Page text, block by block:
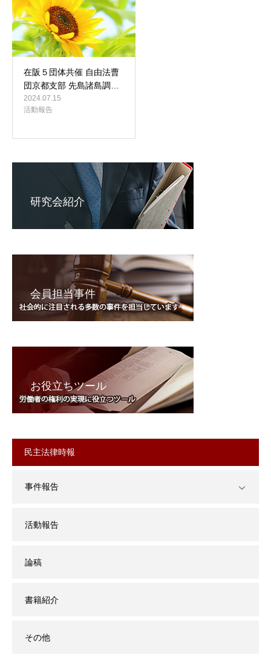
在阪５団体共催 自由法曹
団京都支部 先島諸島調…
2024.07.15
活動報告
研究会紹介
会員担当事件
お役立ちツール
民主法律時報
事件報告
活動報告
論稿
書籍紹介
その他